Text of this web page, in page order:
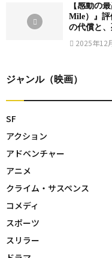
【感動の
Mile）』評
の代償と
2025年12
ジャンル（映画）
SF
アクション
アドベンチャー
アニメ
クライム・サスペンス
コメディ
スポーツ
スリラー